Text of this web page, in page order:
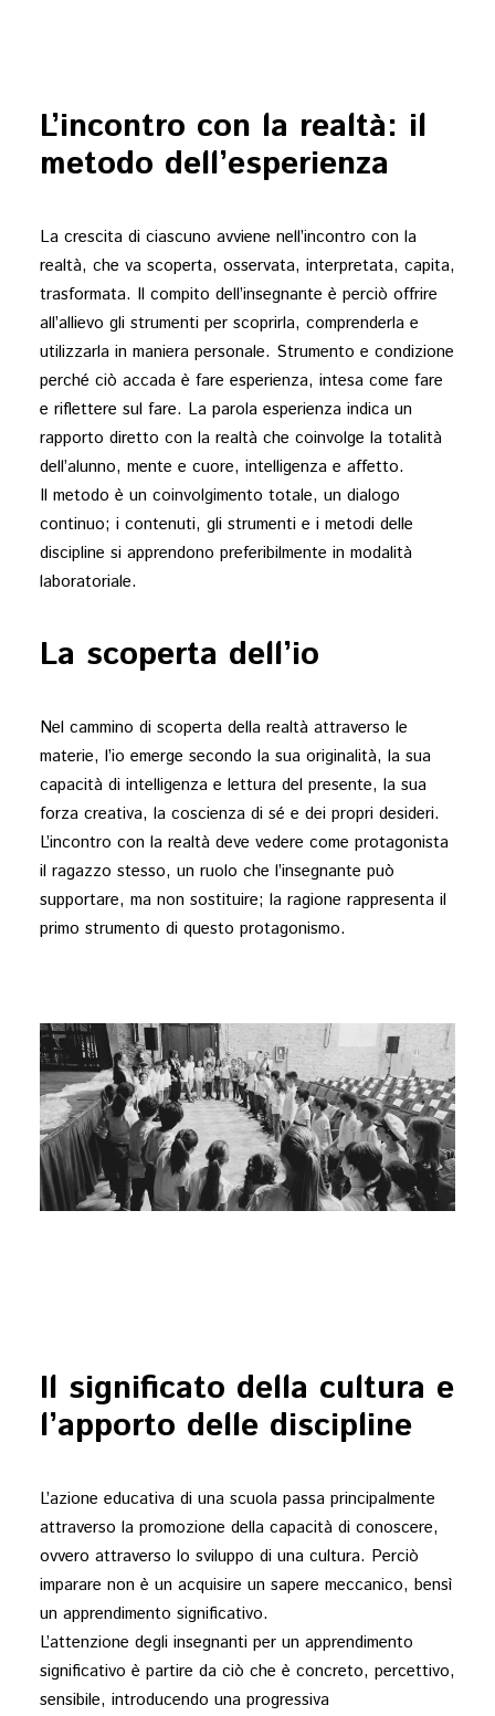
L’incontro con la realtà: il
metodo dell’esperienza
La crescita di ciascuno avviene nell’incontro con la
realtà, che va scoperta, osservata, interpretata, capita,
trasformata. Il compito dell’insegnante è perciò offrire
all’allievo gli strumenti per scoprirla, comprenderla e
utilizzarla in maniera personale. Strumento e condizione
perché ciò accada è fare esperienza, intesa come fare
e riflettere sul fare. La parola esperienza indica un
rapporto diretto con la realtà che coinvolge la totalità
dell’alunno, mente e cuore, intelligenza e affetto.
Il metodo è un coinvolgimento totale, un dialogo
continuo; i contenuti, gli strumenti e i metodi delle
discipline si apprendono preferibilmente in modalità
laboratoriale.
La scoperta dell’io
Nel cammino di scoperta della realtà attraverso le
materie, l’io emerge secondo la sua originalità, la sua
capacità di intelligenza e lettura del presente, la sua
forza creativa, la coscienza di sé e dei propri desideri.
L’incontro con la realtà deve vedere come protagonista
il ragazzo stesso, un ruolo che l’insegnante può
supportare, ma non sostituire; la ragione rappresenta il
primo strumento di questo protagonismo.
Il significato della cultura e
l’apporto delle discipline
L’azione educativa di una scuola passa principalmente
attraverso la promozione della capacità di conoscere,
ovvero attraverso lo sviluppo di una cultura. Perciò
imparare non è un acquisire un sapere meccanico, bensì
un apprendimento significativo.
L’attenzione degli insegnanti per un apprendimento
significativo è partire da ciò che è concreto, percettivo,
sensibile, introducendo una progressiva